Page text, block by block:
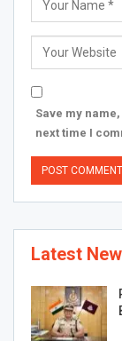
Save my
next time I
Latest